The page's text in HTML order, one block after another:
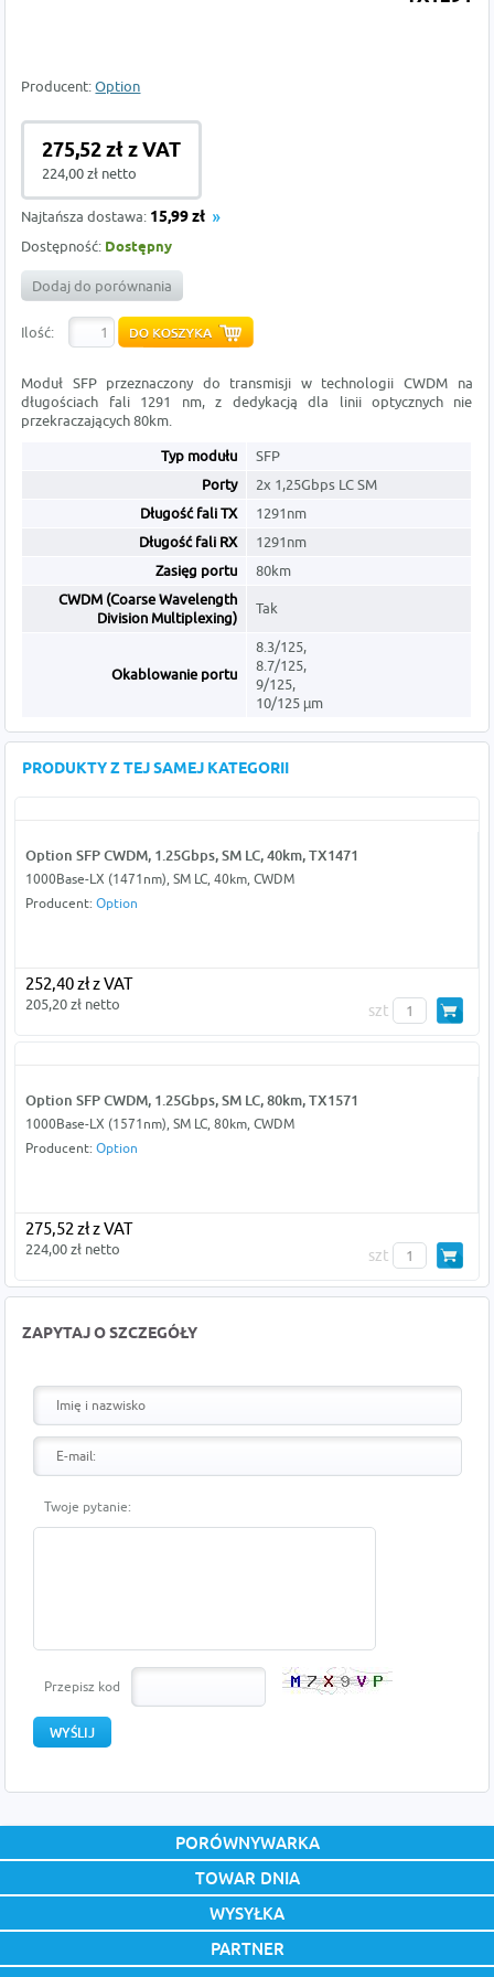
Producent:Option
275,52 zł z VAT
224,00 zł netto
Najtańsza dostawa: 15,99 zł
Dostępność: Dostępny
Dodaj do porównania
Ilość:
Moduł SFP przeznaczony do transmisji w technologii CWDM na
długościach fali 1291 nm, z dedykacją dla linii optycznych nie
przekraczających 80km.
Typ modułu
SFP
Porty
2x 1,25Gbps LC SM
Długość fali TX
1291nm
Długość fali RX
1291nm
Zasięg portu
80km
CWDM (Coarse Wavelength
Division Multiplexing)
Tak
Okablowanie portu
8.3/125,
8.7/125,
9/125,
10/125 µm
PRODUKTY Z TEJ SAMEJ KATEGORII
Option SFP CWDM, 1.25Gbps, SM LC, 40km, TX1471
1000Base-LX (1471nm), SM LC, 40km, CWDM
Producent: Option
252,40 zł z VAT
205,20 zł netto szt
Option SFP CWDM, 1.25Gbps, SM LC, 80km, TX1571
1000Base-LX (1571nm), SM LC, 80km, CWDM
Producent: Option
275,52 zł z VAT
224,00 zł netto szt
ZAPYTAJ O SZCZEGÓŁY
Twoje pytanie:
Przepisz kod
PORÓWNYWARKA
TOWAR DNIA
WYSYŁKA
PARTNER